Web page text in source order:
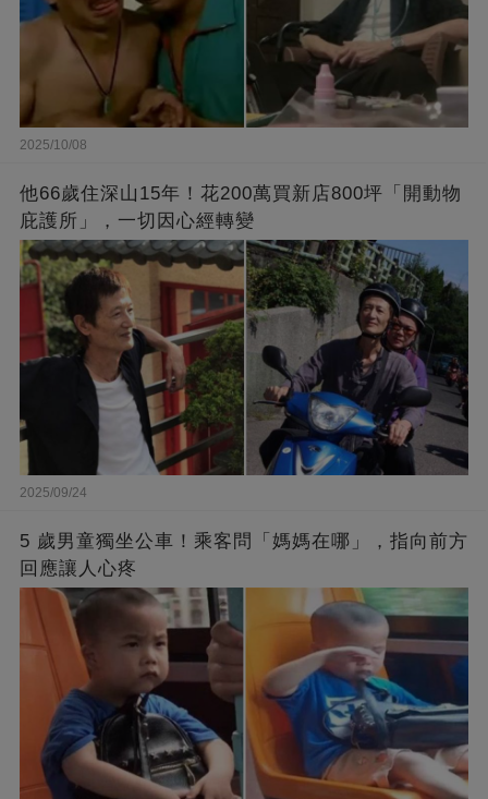
2025/10/08
他66歲住深山15年！花200萬買新店800坪「開動物
庇護所」，一切因心經轉變
2025/09/24
5 歲男童獨坐公車！乘客問「媽媽在哪」，指向前方
回應讓人心疼